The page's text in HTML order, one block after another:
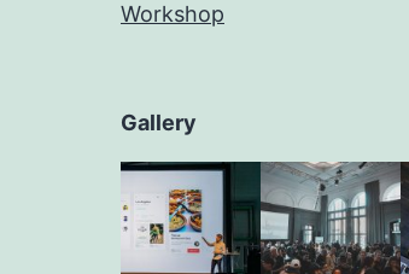
Workshop
Gallery